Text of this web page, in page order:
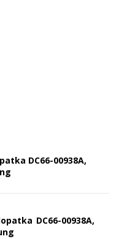
DC66-00938A,
DC66-00938A,